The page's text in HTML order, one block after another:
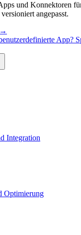
und Konnektoren
angepasst.
→
App?
Integration
Optimierung